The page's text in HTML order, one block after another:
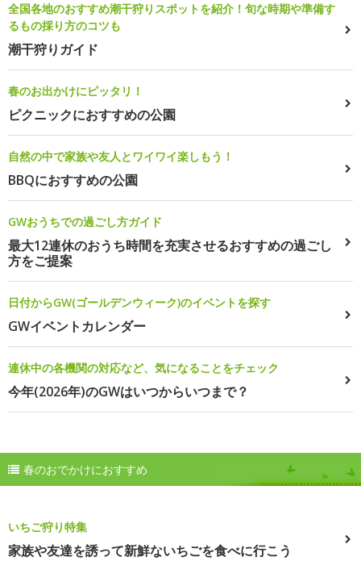
全国各地のおすすめ潮干狩りスポットを紹介！旬な時期や準備す
るもの採り方のコツも
潮干狩りガイド
春のお出かけにピッタリ！
ピクニックにおすすめの公園
自然の中で家族や友人とワイワイ楽しもう！
BBQにおすすめの公園
GWおうちでの過ごし方ガイド
最大12連休のおうち時間を充実させるおすすめの過ごし
方をご提案
日付からGW(ゴールデンウィーク)のイベントを探す
GWイベントカレンダー
連休中の各機関の対応など、気になることをチェック
今年(2026年)のGWはいつからいつまで？
春のおでかけにおすすめ
いちご狩り特集
家族や友達を誘って新鮮ないちごを食べに行こう